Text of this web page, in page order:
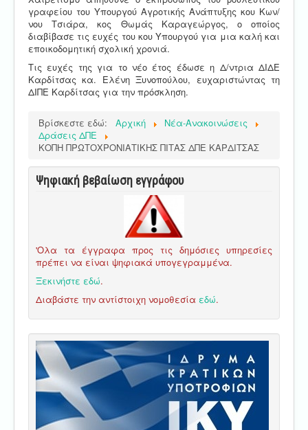
γραφείου του Υπουργού Αγροτικής Ανάπτυξης κου Κων/
νου Τσιάρα, κος Θωμάς Καραγεώργος, ο οποίος
διαβίβασε τις ευχές του κου Υπουργού για μια καλή και
εποικοδομητική σχολική χρονιά.
Τις ευχές της για το νέο έτος έδωσε η Δ/ντρια ΔΙΔΕ
Καρδίτσας κα. Ελένη Ξυνοπούλου, ευχαριστώντας τη
ΔΙΠΕ Καρδίτσας για την πρόσκληση.
Βρίσκεστε εδώ: Αρχική
Νέα-Ανακοινώσεις
Δράσεις ΔΠΕ
ΚΟΠΗ ΠΡΩΤΟΧΡΟΝΙΑΤΙΚΗΣ ΠΙΤΑΣ ΔΠΕ ΚΑΡΔΙΤΣΑΣ
Ψηφιακή βεβαίωση εγγράφου
'Ολα τα έγγραφα προς τις δημόσιες υπηρεσίες
πρέπει να είναι ψηφιακά υπογεγραμμένα.
Ξεκινήστε εδώ.
Διαβάστε την αντίστοιχη νομοθεσία εδώ.